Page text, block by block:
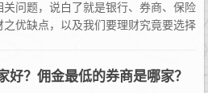
关问题，说白了就是银行、券商、保险
之优缺点，以及我们要理财究竟要选择
好？佣金最低的券商是哪家？